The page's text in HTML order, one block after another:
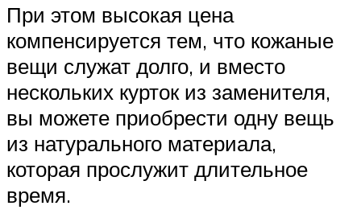
При этом высокая цена
компенсируется тем, что кожаные
вещи служат долго, и вместо
нескольких курток из заменителя,
вы можете приобрести одну вещь
из натурального материала,
которая прослужит длительное
время.